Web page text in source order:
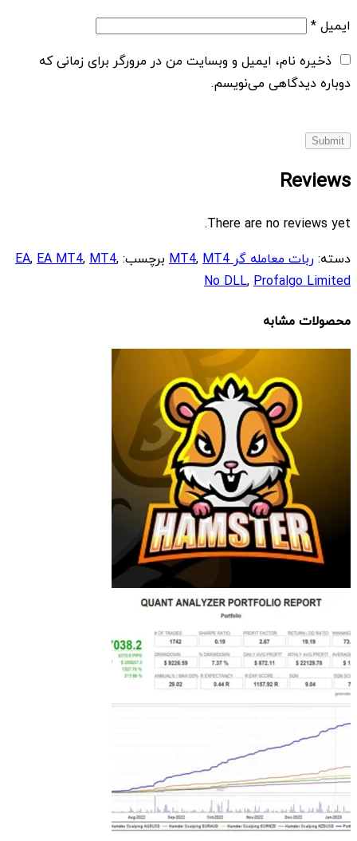
ایمیل*
ذخیره نام، ایمیل و وبسایت من در مرورگر برای زمانی که
دوباره دیدگاهی می‌نویسم.
Reviews
There are no reviews yet.
دسته:ربات معامله گر MT4 ,MT4 برچسب: EA,EA MT4,MT4,
No DLL,Profalgo Limited
محصولات مشابه